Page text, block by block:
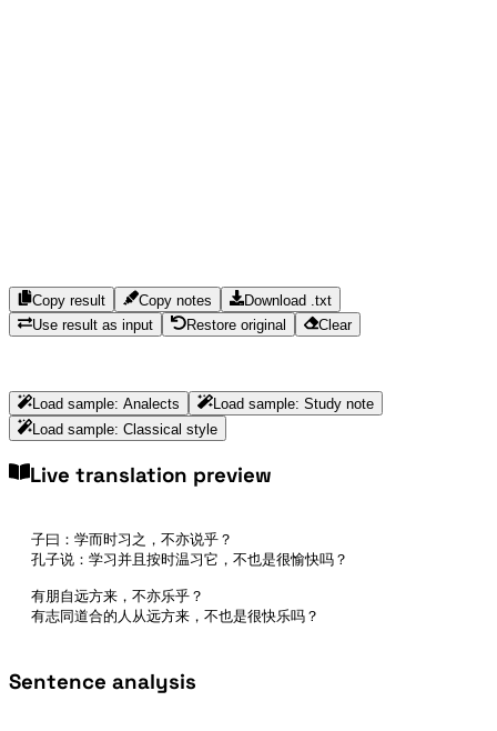
Copy result Copy notes
Download .txt
Use result as input
Restore original Clear
Load sample:Analects Load sample: Study note
Load sample:Classical style
Live translation preview
子曰：学而时习之，不亦说乎？
孔子说：学习并且按时温习它，不也是很愉快吗？
有朋自远方来，不亦乐乎？
有志同道合的人从远方来，不也是很快乐吗？
Sentence analysis